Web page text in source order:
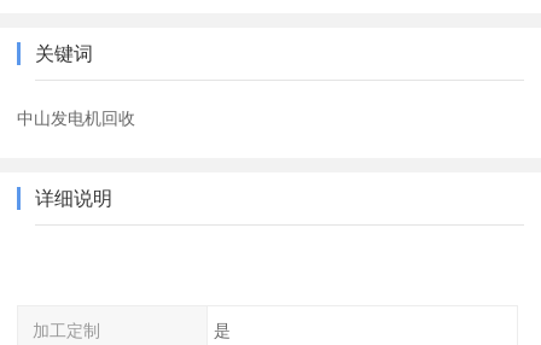
关键词
中山发电机回收
详细说明
加工定制 是